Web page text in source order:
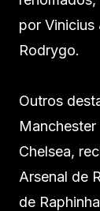
por Vinicius
Rodrygo.
Outros
Chelsea,
Arsenal de
de